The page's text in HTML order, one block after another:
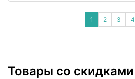
1 2 3 4
Товары со скидками